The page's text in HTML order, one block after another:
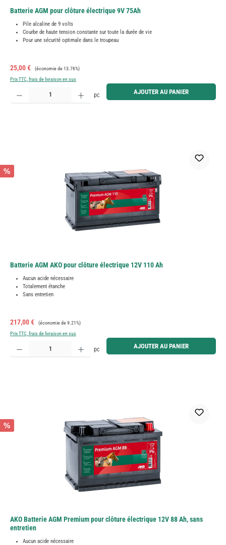
Batterie AGM pour clôture électrique 9V 75Ah
Pile alcaline de 9 volts
Courbe de haute tension constante sur toute la durée de vie
Pour une sécurité optimale dans le troupeau
Prix de vente :
25,00 € Prix régulier :
(économie de 13.76%)
Prix TTC, frais de livraison en sus
Quantité de produit : Entrez la quantité souhaitée ou utilisez les boutons pour augmenter ou
pc AJOUTER AU PANIER
%
Batterie AGM AKO pour clôture électrique 12V 110 Ah
Aucun acide nécessaire
Totalement étanche
Sans entretien
Prix de vente :
217,00 € Prix régulier :
(économie de 9.21%)
Prix TTC, frais de livraison en sus
Quantité de produit : Entrez la quantité souhaitée ou utilisez les boutons pour augmenter ou
pc AJOUTER AU PANIER
%
AKO Batterie AGM Premium pour clôture électrique 12V 88 Ah, sans
entretien
Aucun acide nécessaire